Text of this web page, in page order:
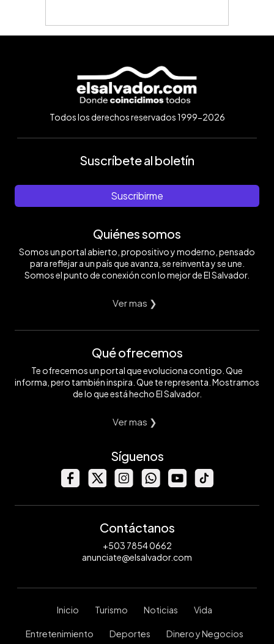
Todos los derechos reservados 1999-2026
Suscríbete al boletín
Suscribirme
Quiénes somos
Somos un portal abierto, propositivo y moderno, pensado
para reflejar a un país que avanza, se reinventa y se une.
Somos el punto de conexión con lo mejor de El Salvador.
Ver mas ❯
Qué ofrecemos
Te ofrecemos un portal que evoluciona contigo. Que
informa, pero también inspira. Que te representa. Mostramos
de lo que está hecho El Salvador.
Ver mas ❯
Síguenos
Contáctanos
+503 7854 0662
anunciate@elsalvador.com
Inicio Turismo Noticias Vida
Entretenimiento Deportes Dinero y Negocios